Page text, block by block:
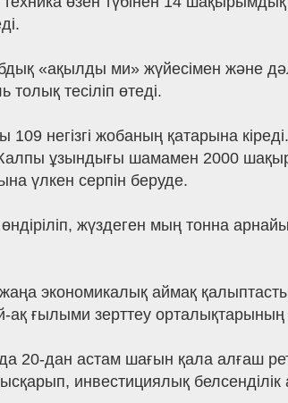
«ақылды ми» жүйесімен және
тесіліп өтеді.
негізгі жобаның қатарына
ұзындығы шамамен 2000
үлкен серпін беруде.
жүздеген мың тонна
экономикалық аймақ
ақ ғылыми зерттеу орталықтарының
дан астам шағын қала алғаш
инвестициялық белсенділік